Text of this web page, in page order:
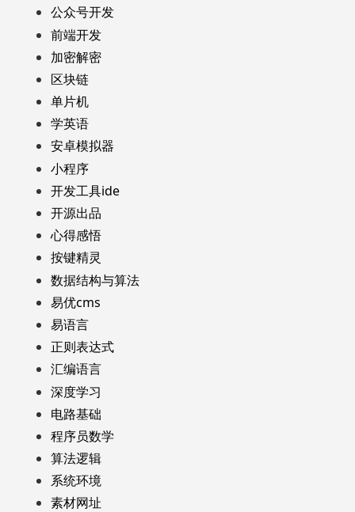
公众号开发
前端开发
加密解密
区块链
单片机
学英语
安卓模拟器
小程序
开发工具ide
开源出品
心得感悟
按键精灵
数据结构与算法
易优cms
易语言
正则表达式
汇编语言
深度学习
电路基础
程序员数学
算法逻辑
系统环境
素材网址